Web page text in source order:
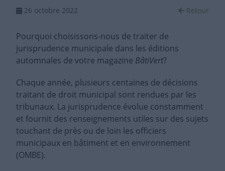
26 octobre 2022 Retour
Pourquoi choisissons-nous de traiter de
jurisprudence municipale dans les éditions
automnales de votre magazine BâtiVert?
Chaque année, plusieurs centaines de décisions
traitant de droit municipal sont rendues par les
tribunaux. La jurisprudence évolue constamment
et fournit des renseignements utiles sur des sujets
touchant de près ou de loin les officiers
municipaux en bâtiment et en environnement
(OMBE).